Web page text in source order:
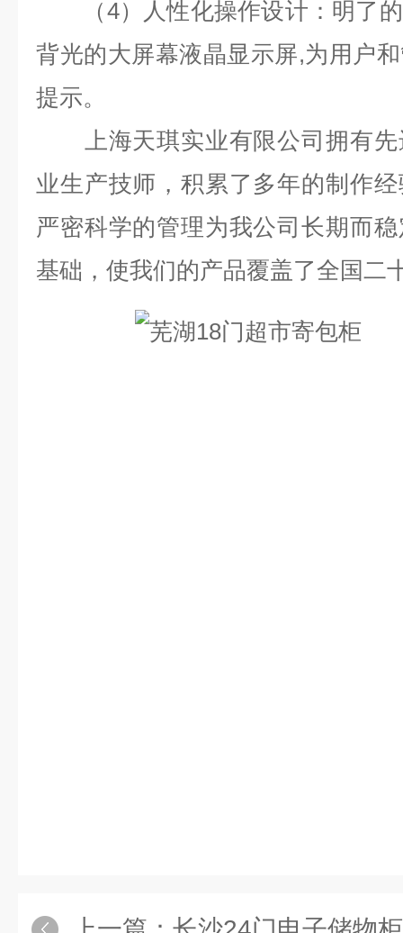
（4）人性化操作设计：明了
背光的大屏幕液晶显示屏,为用户
提示。
上海天琪实业有限公司拥有先
业生产技师，积累了多年的制作
严密科学的管理为我公司长期而
基础，使我们的产品覆盖了全国二